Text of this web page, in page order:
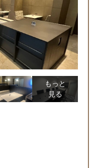
もっと
見る